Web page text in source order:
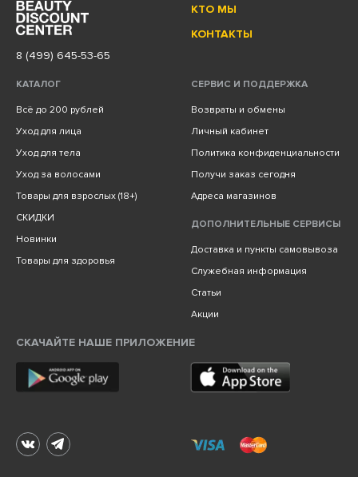
КТО МЫ
КОНТАКТЫ
8 (499) 645-53-65
КАТАЛОГ
Всё до 200 рублей
Уход для лица
Уход для тела
Уход за волосами
Товары для взрослых (18+)
СКИДКИ
Новинки
Товары для здоровья
СЕРВИС И ПОДДЕРЖКА
Возвраты и обмены
Личный кабинет
Политика конфиденциальности
Получи заказ сегодня
Адреса магазинов
ДОПОЛНИТЕЛЬНЫЕ СЕРВИСЫ
Доставка и пункты самовывоза
Служебная информация
Статьи
Акции
СКАЧАЙТЕ НАШЕ ПРИЛОЖЕНИЕ